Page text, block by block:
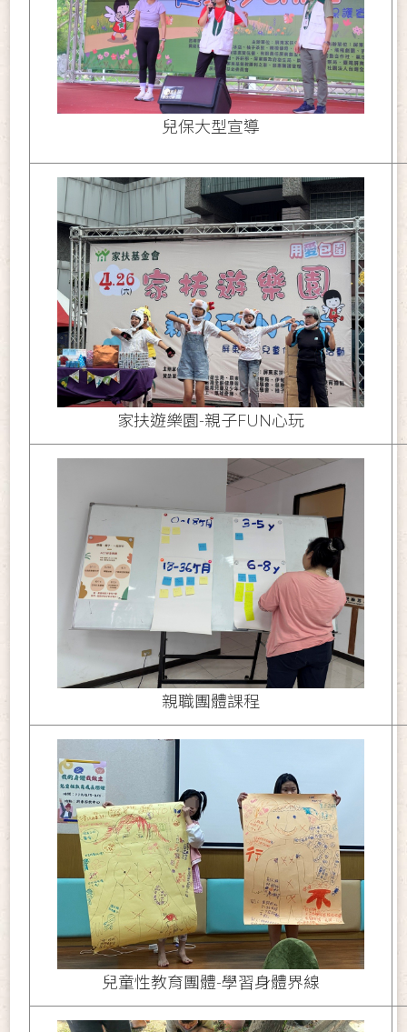
兒保大型宣導
家扶遊樂園-親子FUN心玩
親職團體課程
兒童性教育團體-學習身體界線